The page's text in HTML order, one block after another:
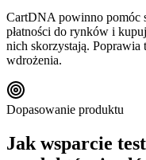
CartDNA powinno pomóc
płatności do rynków i
nich skorzystają. Poprawia
wdrożenia.
Dopasowanie produktu
Jak wsparcie